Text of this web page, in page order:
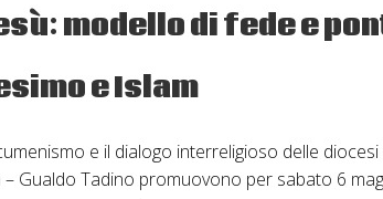
modello di fede e
e Islam
e il dialogo interreligioso delle
Gualdo Tadino promuovono per sabato 6